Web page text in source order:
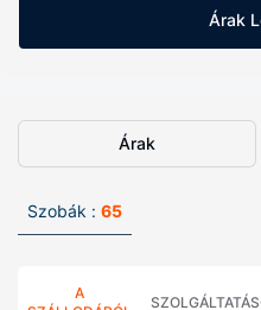
Árak
Árak
Szobák : 65
A